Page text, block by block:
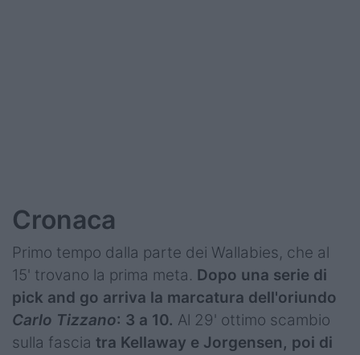
Cronaca
Primo tempo dalla parte dei Wallabies, che al
15' trovano la prima meta. Dopo una serie di
pick and go arriva la marcatura dell'oriundo
Carlo Tizzano: 3 a 10. Al 29' ottimo scambio
sulla fascia tra Kellaway e Jorgensen, poi di